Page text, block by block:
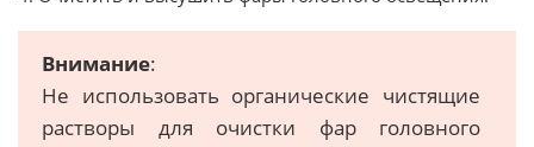
Внимание:
Не использовать органические чистящие
растворы для очистки фар головного